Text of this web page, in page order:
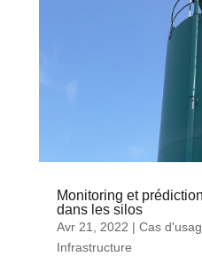
Monitoring et
dans les silos
Avr 21, 2022 | Cas
Infrastructure